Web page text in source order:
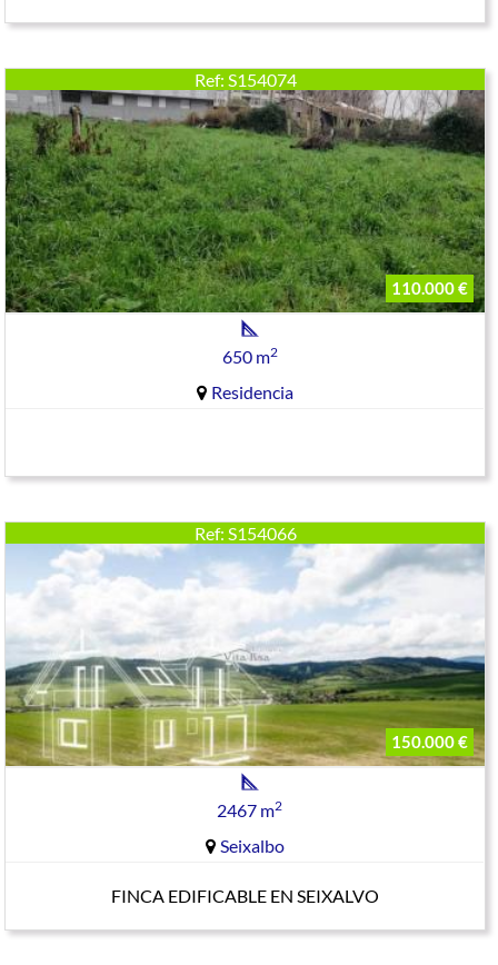
Ref: S154074
110.000 €
650 m2
Residencia
Ref: S154066
150.000 €
2467 m2
Seixalbo
FINCA EDIFICABLE EN SEIXALVO